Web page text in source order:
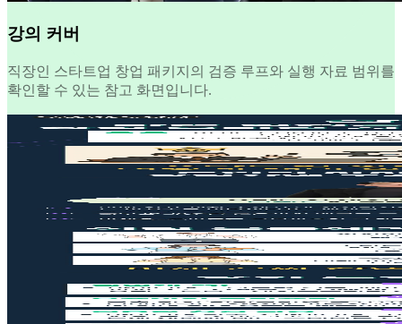
강의 커버
직장인 스타트업 창업 패키지의 검증 루프와 실행 자료 범위를
확인할 수 있는 참고 화면입니다.